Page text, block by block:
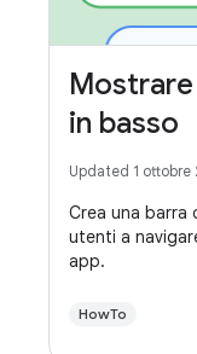
in basso
Updated 1 ottobre
Crea una barra
utenti a
app.
HowTo